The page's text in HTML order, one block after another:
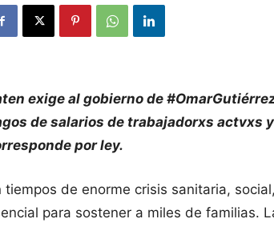
exige al gobierno de
de salarios de trabajadorxs actvxs y
por ley.
tiempos de enorme crisis sanitaria,
para sostener a miles de familias.